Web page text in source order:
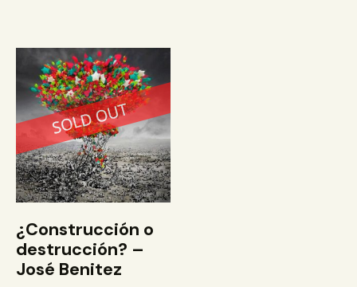
¿Construcción o
destrucción? –
José Benitez